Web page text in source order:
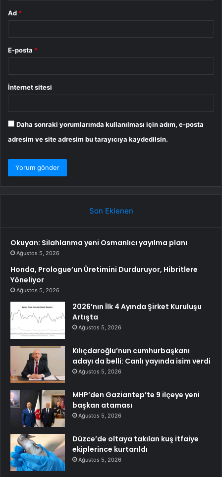
Ad *
E-posta *
İnternet sitesi
Daha sonraki yorumlarımda kullanılması için adım, e-posta
adresim ve site adresim bu tarayıcıya kaydedilsin.
Son Eklenen
Okuyan: Silahlanma yeni Osmanlıcı yayılma planı
Ağustos 5, 2026
Honda, Prologue’un Üretimini Durduruyor, Hibritlere
Yöneliyor
Ağustos 5, 2026
2026’nın İlk 4 Ayında Şirket Kuruluşu
Artışta
Ağustos 5, 2026
Kılıçdaroğlu’nun cumhurbaşkanı
adayı da belli: Canlı yayında isim verdi
Ağustos 5, 2026
MHP’den Gaziantep’te 9 ilçeye yeni
başkan ataması
Ağustos 5, 2026
Düzce’de oltaya takılan kuş itfaiye
ekiplerince kurtarıldı
Ağustos 5, 2026